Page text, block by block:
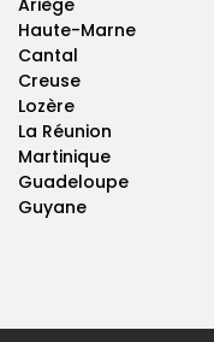
Ariège
Haute-Marne
Cantal
Creuse
Lozère
La Réunion
Martinique
Guadeloupe
Guyane